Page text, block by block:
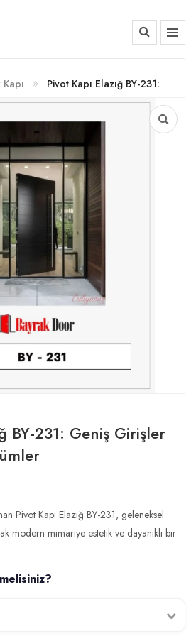
Çözümler
BY-231: Geniş Girişler
Pivot Kapı Elazığ BY-231, geleneksel
modern mimariye estetik ve dayanıklı bir